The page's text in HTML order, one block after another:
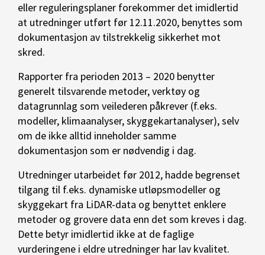
eller reguleringsplaner forekommer det imidlertid
at utredninger utført før 12.11.2020, benyttes som
dokumentasjon av tilstrekkelig sikkerhet mot
skred.
Rapporter fra perioden 2013 – 2020 benytter
generelt tilsvarende metoder, verktøy og
datagrunnlag som veilederen påkrever (f.eks.
modeller, klimaanalyser, skyggekartanalyser), selv
om de ikke alltid inneholder samme
dokumentasjon som er nødvendig i dag.
Utredninger utarbeidet før 2012, hadde begrenset
tilgang til f.eks. dynamiske utløpsmodeller og
skyggekart fra LiDAR-data og benyttet enklere
metoder og grovere data enn det som kreves i dag.
Dette betyr imidlertid ikke at de faglige
vurderingene i eldre utredninger har lav kvalitet.